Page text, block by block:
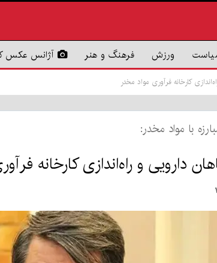
ورزش فرهنگ و هنر آژانس عکس
کارخانه فرآوری مواد مخدر
با مواد مخدر:
دارویی و راه‌اندازی کارخانه